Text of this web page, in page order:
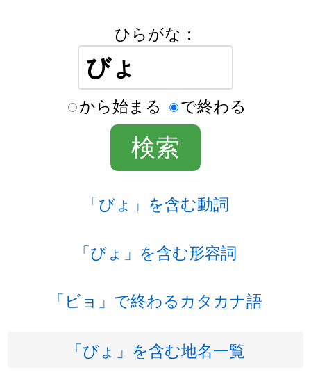
ひらがな：
から始まる で終わる
「びょ」を含む動詞
「びょ」を含む形容詞
「ビョ」で終わるカタカナ語
「びょ」を含む地名一覧